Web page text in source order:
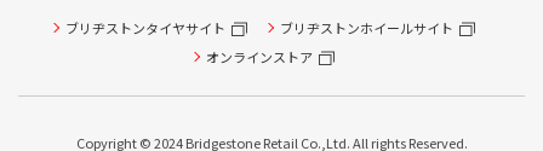
ブリヂストンタイヤサイト
ブリヂストンホイールサイト
オンラインストア
Copyright © 2024 Bridgestone Retail Co.,Ltd. All rights Reserved.
タイヤ点検・安全点検/タイヤ履き替え/オイル交換/その他
ピット作業の予約
本日のタイヤ履き替え順番待ち予約 ※クローク契約会員の